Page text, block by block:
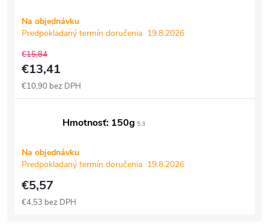
Na objednávku
Predpokladaný termín doručenia 19.8.2026
€15,84
€13,41
€10,90 bez DPH
Hmotnosť: 150g 5.3
Na objednávku
Predpokladaný termín doručenia 19.8.2026
€5,57
€4,53 bez DPH